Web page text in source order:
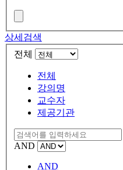
상세검색
전체
전체
강의명
교수자
제공기관
AND
AND